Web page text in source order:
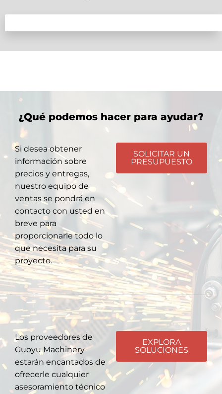
¿Qué podemos hacer para ayudar?
Si desea obtener
información sobre
precios y entregas,
nuestro equipo de
ventas se pondrá en
contacto con usted en
breve para
proporcionarle todo lo
que necesita para su
proyecto.
SOLICITAR UN
PRESUPUESTO
Los proveedores de
Guoyu Machinery
estarán encantados de
ofrecerle cualquier
asesoramiento técnico
EXPLORA
SOLUCIONES